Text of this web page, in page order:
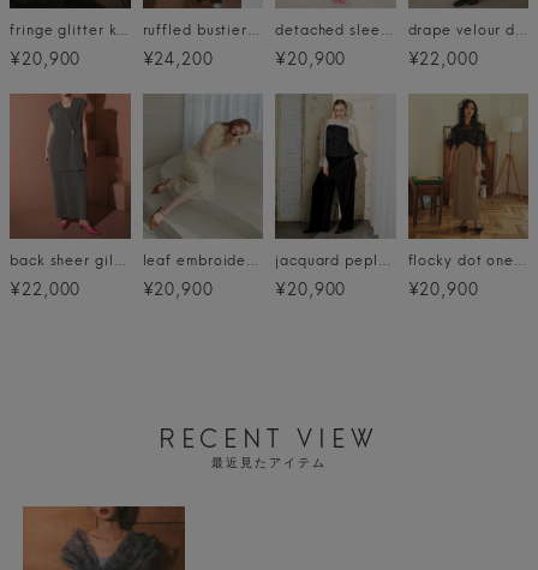
fringe glitter knot dress
¥20,900
ruffled bustier pants dress
¥24,200
detached sleeve dress
¥20,900
drape velour dress
¥22,000
¥22,000 ¥20,900 ¥20,900 ¥20,900
RECENT VIEW
最近見たアイテム